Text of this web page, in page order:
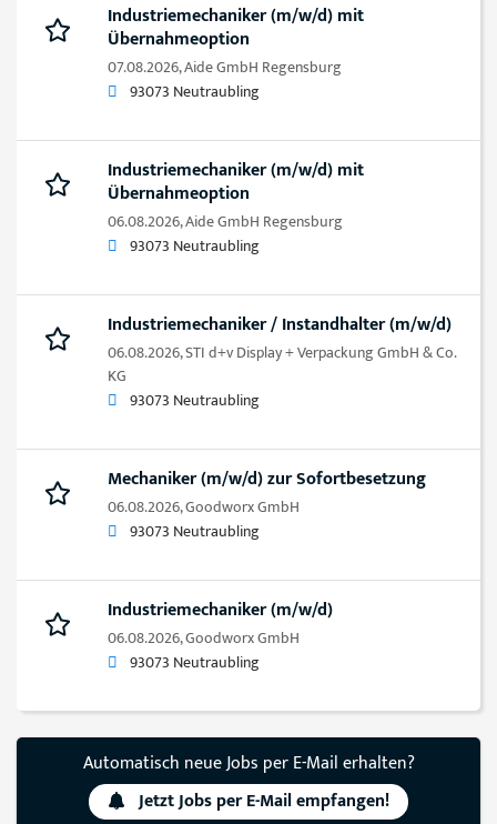
Industriemechaniker (m/w/d) mit
Übernahmeoption
07.08.2026,Aide GmbH Regensburg
93073 Neutraubling
Industriemechaniker (m/w/d) mit
Übernahmeoption
06.08.2026,Aide GmbH Regensburg
93073 Neutraubling
Industriemechaniker / Instandhalter (m/w/d)
06.08.2026,STI d+v Display + Verpackung GmbH & Co.
KG
93073 Neutraubling
Mechaniker (m/w/d) zur Sofortbesetzung
06.08.2026,Goodworx GmbH
93073 Neutraubling
Industriemechaniker (m/w/d)
06.08.2026,Goodworx GmbH
93073 Neutraubling
Automatisch neue Jobs per E-Mail erhalten?
Jetzt Jobs per E-Mail empfangen!